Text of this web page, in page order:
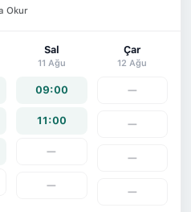
Okur
Sal
11 Ağu
09:00
11:00
—
—
Çar
12 Ağu
—
—
—
—